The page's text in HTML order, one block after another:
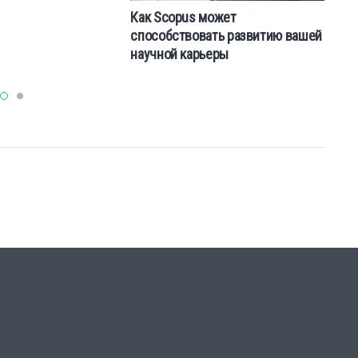
Как Scopus может
способствовать развитию вашей
научной карьеры